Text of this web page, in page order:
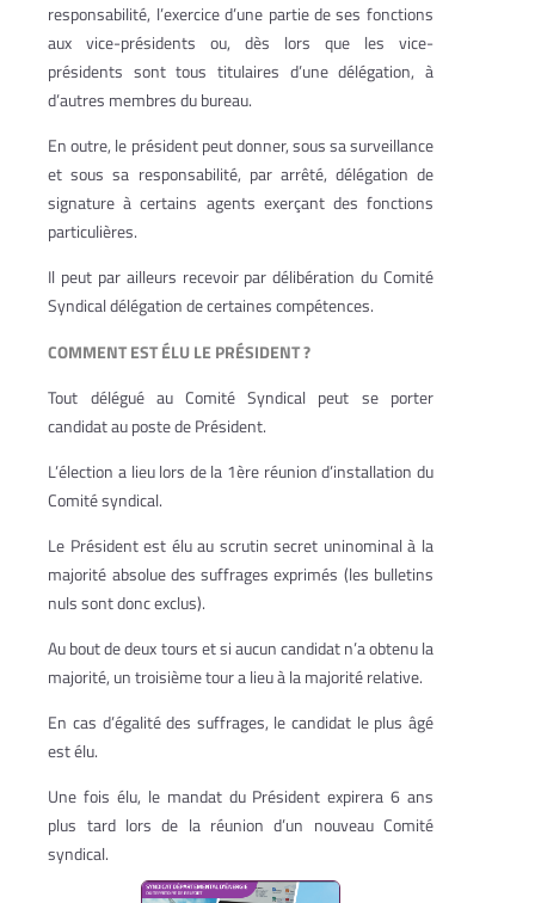
responsabilité, l’exercice d’une partie de ses fonctions
aux vice-présidents ou, dès lors que les vice-
présidents sont tous titulaires d’une délégation, à
d’autres membres du bureau.
En outre, le président peut donner, sous sa surveillance
et sous sa responsabilité, par arrêté, délégation de
signature à certains agents exerçant des fonctions
particulières.
Il peut par ailleurs recevoir par délibération du Comité
Syndical délégation de certaines compétences.
COMMENT EST ÉLU LE PRÉSIDENT ?
Tout délégué au Comité Syndical peut se porter
candidat au poste de Président.
L’élection a lieu lors de la 1ère réunion d’installation du
Comité syndical.
Le Président est élu au scrutin secret uninominal à la
majorité absolue des suffrages exprimés (les bulletins
nuls sont donc exclus).
Au bout de deux tours et si aucun candidat n’a obtenu la
majorité, un troisième tour a lieu à la majorité relative.
En cas d’égalité des suffrages, le candidat le plus âgé
est élu.
Une fois élu, le mandat du Président expirera 6 ans
plus tard lors de la réunion d’un nouveau Comité
syndical.